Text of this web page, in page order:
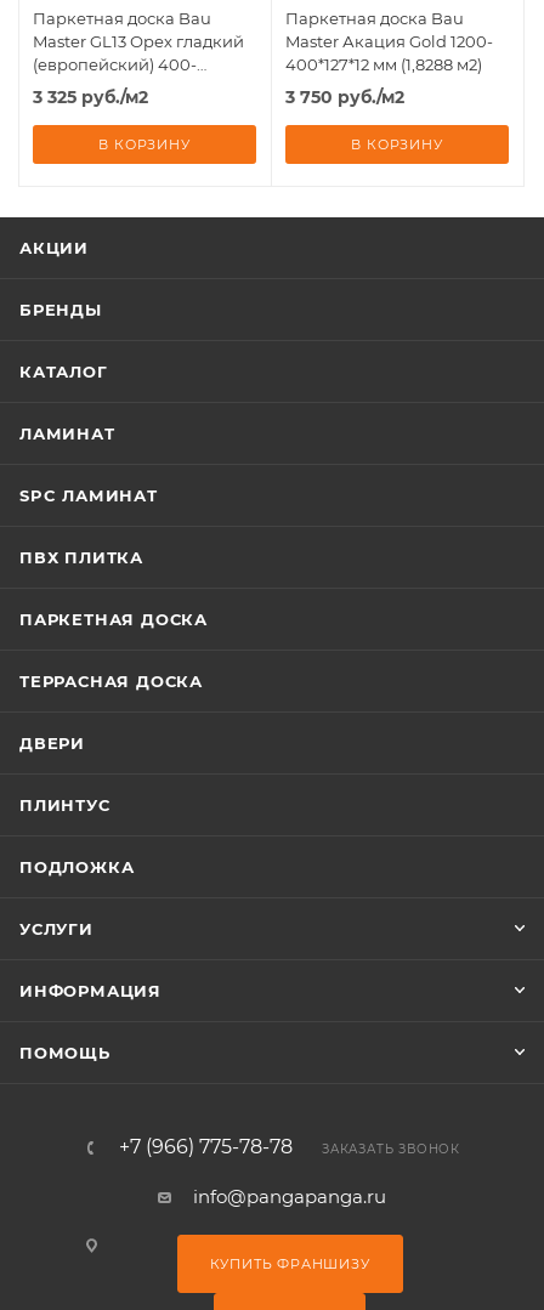
Паркетная доска Bau
Master GL13 Орех гладкий
(европейский) 400-
1200*190*8 (1,824 м2)
3 325 руб./м2
В КОРЗИНУ
Паркетная доска Bau
Master Акация Gold 1200-
400*127*12 мм (1,8288 м2)
3 750 руб./м2
В КОРЗИНУ
АКЦИИ
БРЕНДЫ
КАТАЛОГ
ЛАМИНАТ
SPC ЛАМИНАТ
ПВХ ПЛИТКА
ПАРКЕТНАЯ ДОСКА
ТЕРРАСНАЯ ДОСКА
ДВЕРИ
ПЛИНТУС
ПОДЛОЖКА
УСЛУГИ
ИНФОРМАЦИЯ
ПОМОЩЬ
+7 (966) 775-78-78 ЗАКАЗАТЬ ЗВОНОК
info@pangapanga.ru
КУПИТЬ ФРАНШИЗУ